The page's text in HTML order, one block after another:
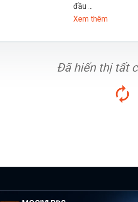
đầu ...
Xem thêm
Đã hiển thị tất